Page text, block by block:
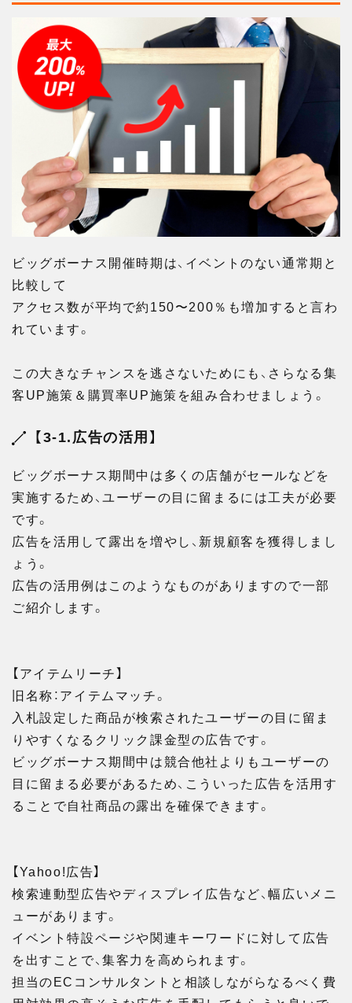
ビッグボーナス開催時期は、イベントのない通常期と
比較して
アクセス数が平均で約150〜200％も増加すると言わ
れています。
この大きなチャンスを逃さないためにも、さらなる集
客UP施策＆購買率UP施策を組み合わせましょう。
【3-1.広告の活用】
ビッグボーナス期間中は多くの店舗がセールなどを
実施するため、ユーザーの目に留まるには工夫が必要
です。
広告を活用して露出を増やし、新規顧客を獲得しまし
ょう。
広告の活用例はこのようなものがありますので一部
ご紹介します。
【アイテムリーチ】
旧名称：アイテムマッチ。
入札設定した商品が検索されたユーザーの目に留ま
りやすくなるクリック課金型の広告です。
ビッグボーナス期間中は競合他社よりもユーザーの
目に留まる必要があるため、こういった広告を活用す
ることで自社商品の露出を確保できます。
【Yahoo!広告】
検索連動型広告やディスプレイ広告など、幅広いメニ
ューがあります。
イベント特設ページや関連キーワードに対して広告
を出すことで、集客力を高められます。
担当のECコンサルタントと相談しながらなるべく費